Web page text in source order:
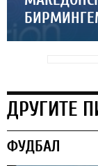
ДРУГИТЕ
ФУДБАЛ